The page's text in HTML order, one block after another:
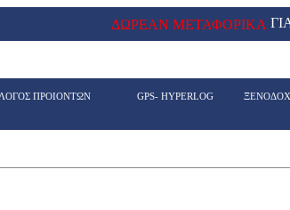
ΔΩΡΕΑΝ ΜΕΤΑΦΟΡΙΚΑ
ΠΡΟΙΟΝΤΩΝ GPS- HYPERLOG